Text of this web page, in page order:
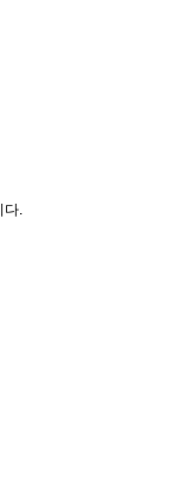
다.